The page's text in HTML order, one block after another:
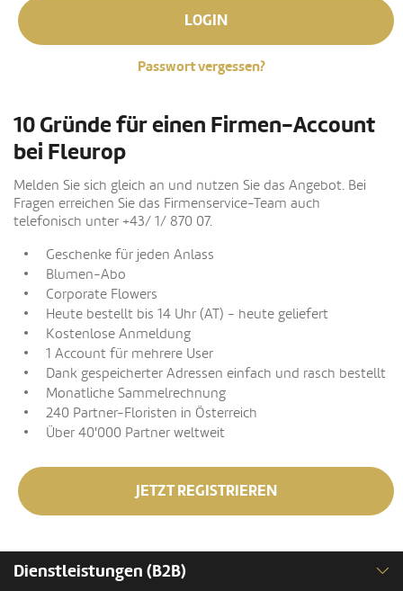
LOGIN
Passwort vergessen?
10 Gründe für einen Firmen-Account
bei Fleurop
Melden Sie sich gleich an und nutzen Sie das Angebot. Bei
Fragen erreichen Sie das Firmenservice-Team auch
telefonisch unter +43/ 1/ 870 07.
Geschenke für jeden Anlass
Blumen-Abo
Corporate Flowers
Heute bestellt bis 14 Uhr (AT) - heute geliefert
Kostenlose Anmeldung
1 Account für mehrere User
Dank gespeicherter Adressen einfach und rasch bestellt
Monatliche Sammelrechnung
240 Partner-Floristen in Österreich
Über 40'000 Partner weltweit
JETZT REGISTRIEREN
Dienstleistungen (B2B)